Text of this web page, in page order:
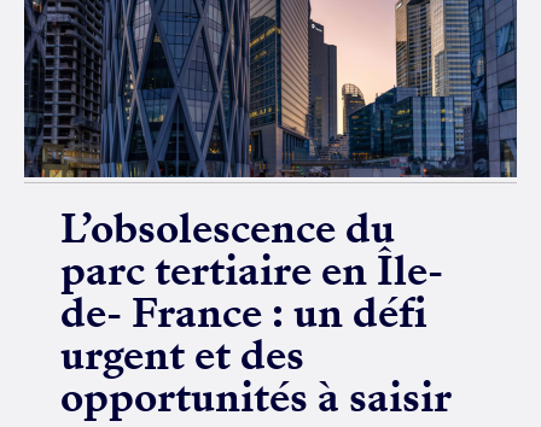
L’obsolescence du
parc tertiaire en Île-
de- France : un défi
urgent et des
opportunités à saisir